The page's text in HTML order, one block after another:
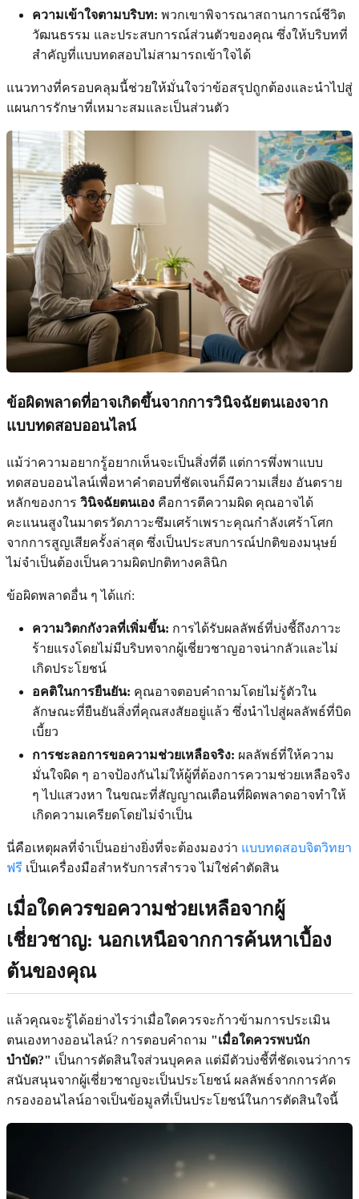
ความเข้าใจตามบริบท: พวกเขาพิจารณาสถานการณ์ชีวิต
วัฒนธรรม และประสบการณ์ส่วนตัวของคุณ ซึ่งให้บริบทที่
สำคัญที่แบบทดสอบไม่สามารถเข้าใจได้
แนวทางที่ครอบคลุมนี้ช่วยให้มั่นใจว่าข้อสรุปถูกต้องและนำไปสู่
แผนการรักษาที่เหมาะสมและเป็นส่วนตัว
ข้อผิดพลาดที่อาจเกิดขึ้นจากการวินิจฉัยตนเองจาก
แบบทดสอบออนไลน์
แม้ว่าความอยากรู้อยากเห็นจะเป็นสิ่งที่ดี แต่การพึ่งพาแบบ
ทดสอบออนไลน์เพื่อหาคำตอบที่ชัดเจนก็มีความเสี่ยง อันตราย
หลักของการ วินิจฉัยตนเอง คือการตีความผิด คุณอาจได้
คะแนนสูงในมาตรวัดภาวะซึมเศร้าเพราะคุณกำลังเศร้าโศก
จากการสูญเสียครั้งล่าสุด ซึ่งเป็นประสบการณ์ปกติของมนุษย์
ไม่จำเป็นต้องเป็นความผิดปกติทางคลินิก
ข้อผิดพลาดอื่น ๆ ได้แก่:
ความวิตกกังวลที่เพิ่มขึ้น: การได้รับผลลัพธ์ที่บ่งชี้ถึงภาวะ
ร้ายแรงโดยไม่มีบริบทจากผู้เชี่ยวชาญอาจน่ากลัวและไม่
เกิดประโยชน์
อคติในการยืนยัน: คุณอาจตอบคำถามโดยไม่รู้ตัวใน
ลักษณะที่ยืนยันสิ่งที่คุณสงสัยอยู่แล้ว ซึ่งนำไปสู่ผลลัพธ์ที่บิด
เบี้ยว
การชะลอการขอความช่วยเหลือจริง: ผลลัพธ์ที่ให้ความ
มั่นใจผิด ๆ อาจป้องกันไม่ให้ผู้ที่ต้องการความช่วยเหลือจริง
ๆ ไปแสวงหา ในขณะที่สัญญาณเตือนที่ผิดพลาดอาจทำให้
เกิดความเครียดโดยไม่จำเป็น
นี่คือเหตุผลที่จำเป็นอย่างยิ่งที่จะต้องมองว่า แบบทดสอบจิตวิทยา
ฟรี เป็นเครื่องมือสำหรับการสำรวจ ไม่ใช่คำตัดสิน
เมื่อใดควรขอความช่วยเหลือจากผู้
เชี่ยวชาญ: นอกเหนือจากการค้นหาเบื้อง
ต้นของคุณ
แล้วคุณจะรู้ได้อย่างไรว่าเมื่อใดควรจะก้าวข้ามการประเมิน
ตนเองทางออนไลน์? การตอบคำถาม "เมื่อใดควรพบนัก
บำบัด?" เป็นการตัดสินใจส่วนบุคคล แต่มีตัวบ่งชี้ที่ชัดเจนว่าการ
สนับสนุนจากผู้เชี่ยวชาญจะเป็นประโยชน์ ผลลัพธ์จากการคัด
กรองออนไลน์อาจเป็นข้อมูลที่เป็นประโยชน์ในการตัดสินใจนี้